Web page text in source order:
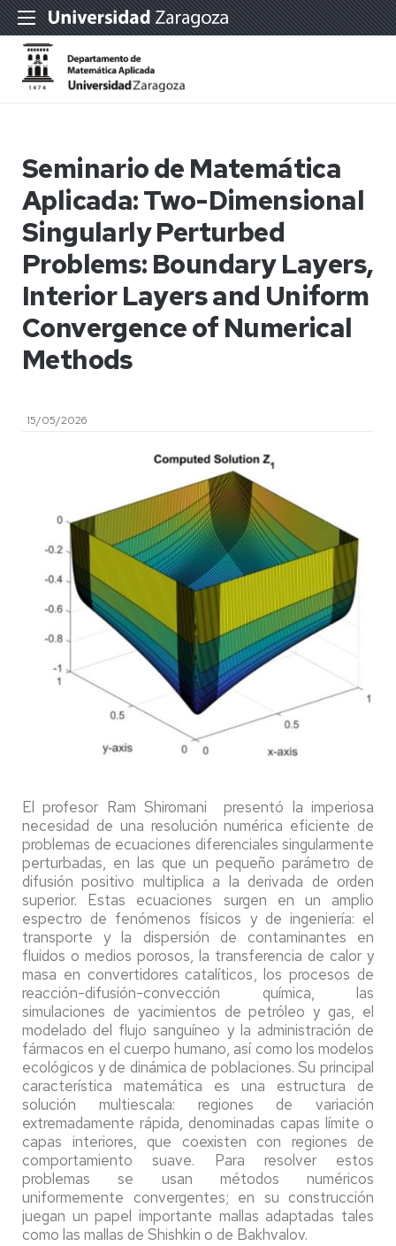
Seminario de Matemática
Aplicada: Two-Dimensional
Singularly Perturbed
Problems: Boundary Layers,
Interior Layers and Uniform
Convergence of Numerical
Methods
15/05/2026
El profesor Ram Shiromani presentó la imperiosa
necesidad de una resolución numérica eficiente de
problemas de ecuaciones diferenciales singularmente
perturbadas, en las que un pequeño parámetro de
difusión positivo multiplica a la derivada de orden
superior. Estas ecuaciones surgen en un amplio
espectro de fenómenos físicos y de ingeniería: el
transporte y la dispersión de contaminantes en
fluidos o medios porosos, la transferencia de calor y
masa en convertidores catalíticos, los procesos de
reacción-difusión-convección química, las
simulaciones de yacimientos de petróleo y gas, el
modelado del flujo sanguíneo y la administración de
fármacos en el cuerpo humano, así como los modelos
ecológicos y de dinámica de poblaciones. Su principal
característica matemática es una estructura de
solución multiescala: regiones de variación
extremadamente rápida, denominadas capas límite o
capas interiores, que coexisten con regiones de
comportamiento suave. Para resolver estos
problemas se usan métodos numéricos
uniformemente convergentes; en su construcción
juegan un papel importante mallas adaptadas tales
como las mallas de Shishkin o de Bakhvalov.